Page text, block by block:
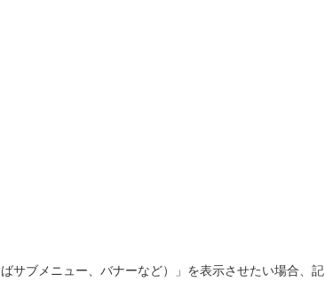
サブメニュー、バナーなど）」を表示させたい場合、記